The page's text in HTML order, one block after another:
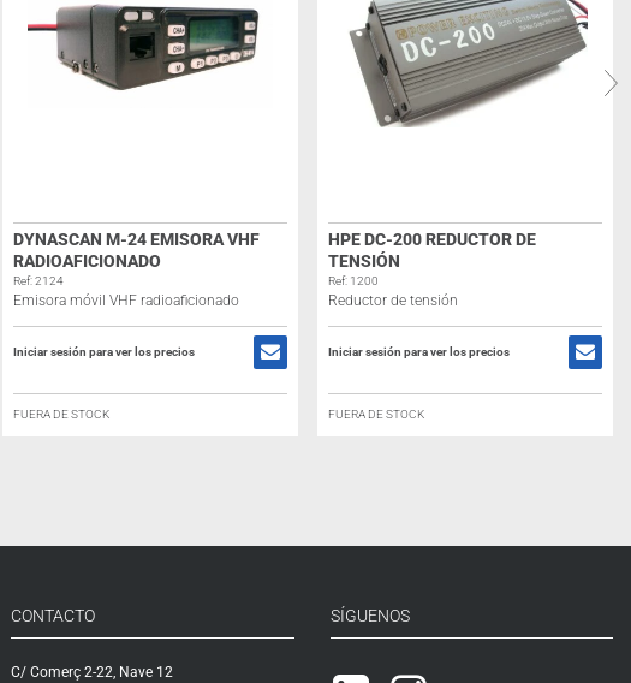
DYNASCAN M-24 EMISORA VHF
RADIOAFICIONADO
Ref: 2124
Emisora móvil VHF radioaficionado
Iniciar sesión para ver los precios
FUERA DE STOCK
HPE DC-200 REDUCTOR DE
TENSIÓN
Ref: 1200
Reductor de tensión
Iniciar sesión para ver los precios
FUERA DE STOCK
CONTACTO
C/ Comerç 2-22, Nave 12
SÍGUENOS